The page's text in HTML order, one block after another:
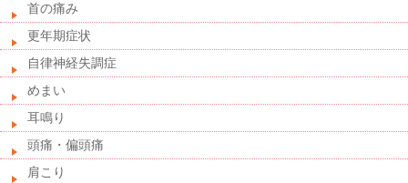
首の痛み
更年期症状
自律神経失調症
めまい
耳鳴り
頭痛・偏頭痛
肩こり